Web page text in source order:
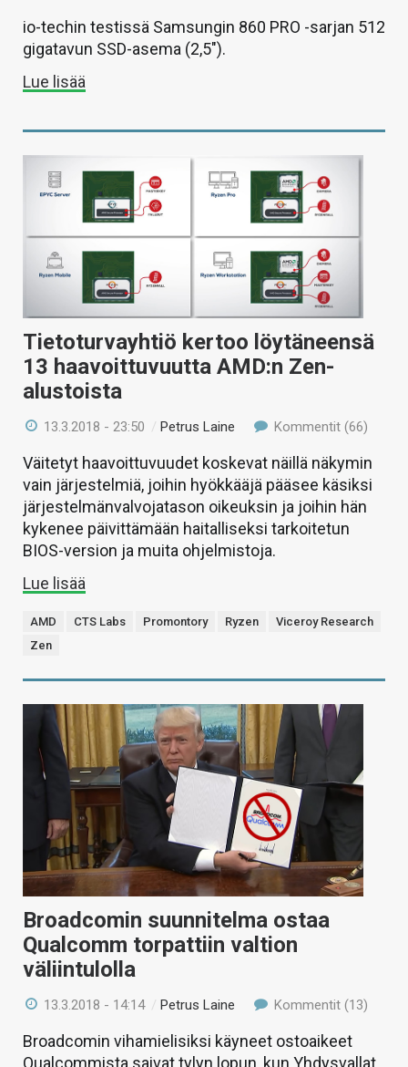
io-techin testissä Samsungin 860 PRO -sarjan 512
gigatavun SSD-asema (2,5″).
Lue lisää
Tietoturvayhtiö kertoo löytäneensä
13 haavoittuvuutta AMD:n Zen-
alustoista
13.3.2018 - 23:50 /Petrus Laine Kommentit (66)
Väitetyt haavoittuvuudet koskevat näillä näkymin
vain järjestelmiä, joihin hyökkääjä pääsee käsiksi
järjestelmänvalvojatason oikeuksin ja joihin hän
kykenee päivittämään haitalliseksi tarkoitetun
BIOS-version ja muita ohjelmistoja.
Lue lisää
AMD CTS Labs Promontory Ryzen
Viceroy Research
Zen
Broadcomin suunnitelma ostaa
Qualcomm torpattiin valtion
väliintulolla
13.3.2018 - 14:14 /Petrus Laine Kommentit (13)
Broadcomin vihamielisiksi käyneet ostoaikeet
Qualcommista saivat tylyn lopun, kun Yhdysvallat